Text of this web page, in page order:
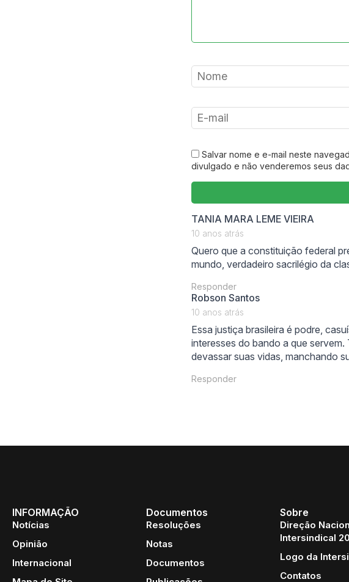
Salvar nome e e-mail neste
divulgado e não venderemos seus
TANIA MARA LEME VIEIRA
10 anos atrás
Quero que a constituição federal
mundo, verdadeiro sacrilégio da
Responder
Robson Santossays:
10 anos atrás
Essa justiça brasileira é podre,
interesses do bando a que
devassar suas vidas, manchando
Responder
INFORMAÇÃO
Notícias
Opinião
Internacional
Documentos
Resoluções
Notas
Documentos
Sobre
Direção
Intersindical
Logo da
Contatos